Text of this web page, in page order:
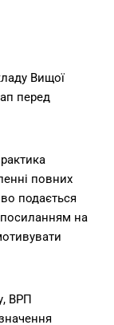
Вищої
перед
повних
подається
на
ВРП